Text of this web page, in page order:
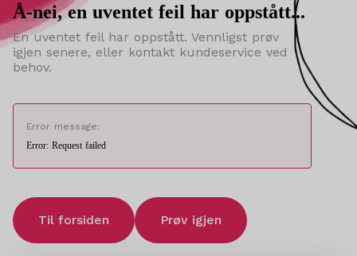
Å-nei, en uventet feil har oppstått...
En uventet feil har oppstått. Vennligst prøv
igjen senere, eller kontakt kundeservice ved
behov.
Error message:
Error: Request failed
Til forsiden Prøv igjen